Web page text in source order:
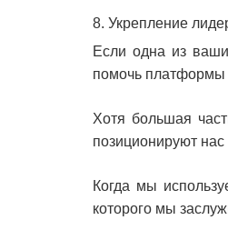
8. Укрепление
Если одна из
помочь платформы
Хотя большая
позиционируют
Когда мы
которого мы